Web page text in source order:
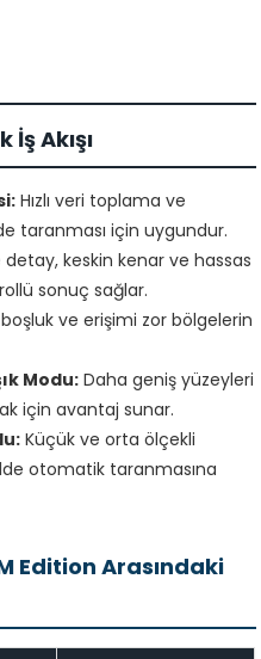
Akışı
Hızlı veri toplama ve
taranması için uygundur.
detay, keskin kenar ve hassas
sonuç sağlar.
ve erişimi zor bölgelerin
Modu: Daha geniş yüzeyleri
için avantaj sunar.
Küçük ve orta ölçekli
otomatik taranmasına
Edition Arasındaki